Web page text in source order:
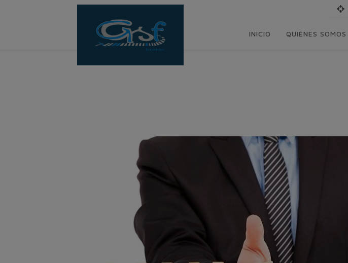
INICIO QUIÉNES SOMOS